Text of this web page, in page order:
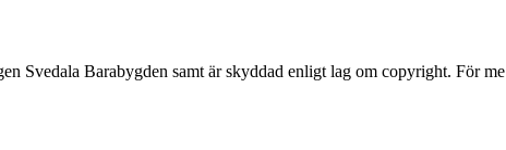
Svedala Barabygden samt är skyddad enligt lag om copyright. För me